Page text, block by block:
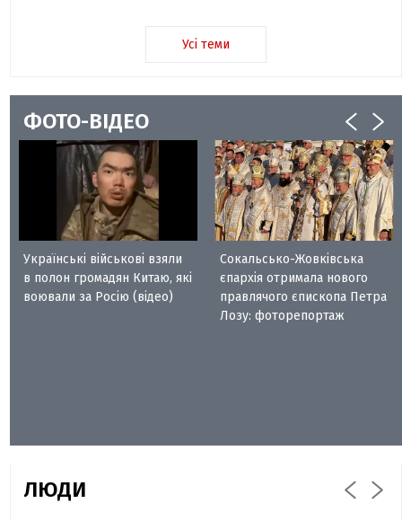
Усі теми
ФОТО-ВІДЕО
Українські військові взяли
в полон громадян Китаю, які
воювали за Росію (відео)
Сокальсько-Жовківська
єпархія отримала нового
правлячого єпископа Петра
Лозу: фоторепортаж
ЛЮДИ